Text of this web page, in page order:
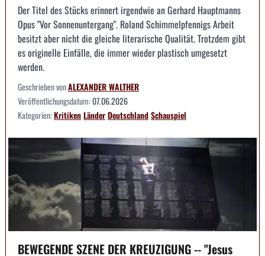
Der Titel des Stücks erinnert irgendwie an Gerhard Hauptmanns
Opus "Vor Sonnenuntergang". Roland Schimmelpfennigs Arbeit
besitzt aber nicht die gleiche literarische Qualität. Trotzdem gibt
es originelle Einfälle, die immer wieder plastisch umgesetzt
werden.
Geschrieben vonALEXANDER WALTHER
Veröffentlichungsdatum:07.06.2026
Kategorien:KritikenLänderDeutschlandSchauspiel
BEWEGENDE SZENE DER KREUZIGUNG -- "Jesus